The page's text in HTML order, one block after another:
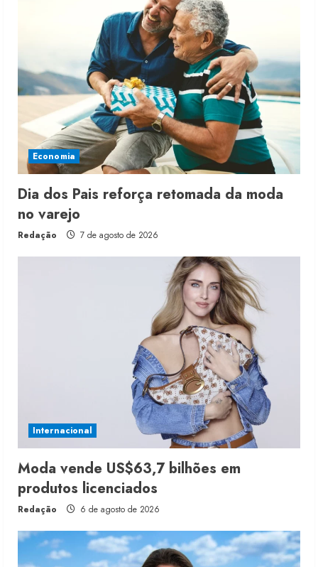
Economia
Dia dos Pais reforça retomada da moda
no varejo
Redação 7 de agosto de 2026
Internacional
Moda vende US$63,7 bilhões em
produtos licenciados
Redação 6 de agosto de 2026